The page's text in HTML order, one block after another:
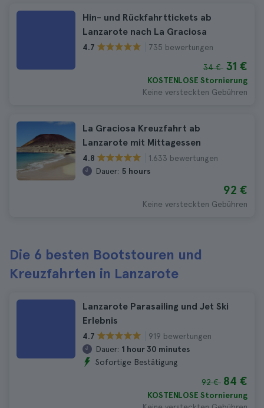
Hin- und Rückfahrttickets ab
Lanzarote nach La Graciosa
4.7 735 bewertungen
34 € 31 €
KOSTENLOSE Stornierung
Keine versteckten Gebühren
La Graciosa Kreuzfahrt ab
Lanzarote mit Mittagessen
4.8
1.633 bewertungen
Dauer: 5 hours
92 €
Keine versteckten Gebühren
Die 6 besten Bootstouren und
Kreuzfahrten in Lanzarote
Lanzarote Parasailing und Jet Ski
Erlebnis
4.7
919 bewertungen
Dauer: 1 hour 30 minutes
Sofortige Bestätigung
92 € 84 €
KOSTENLOSE Stornierung